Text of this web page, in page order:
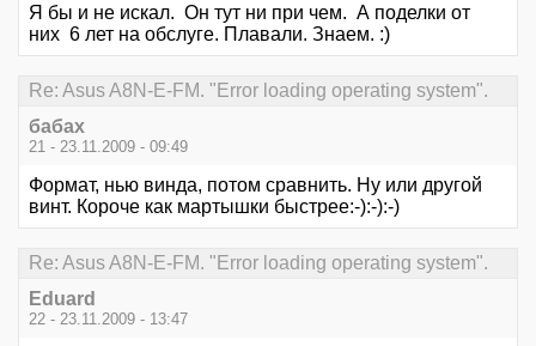
Я бы и не искал. Он тут ни при чем. А поделки от
них 6 лет на обслуге. Плавали. Знаем. :)
Re: Asus A8N-E-FM. "Error loading operating system".
бабах
21 - 23.11.2009 - 09:49
Формат, нью винда, потом сравнить. Ну или другой
винт. Короче как мартышки быстрее:-):-):-)
Re: Asus A8N-E-FM. "Error loading operating system".
Eduard
22 - 23.11.2009 - 13:47